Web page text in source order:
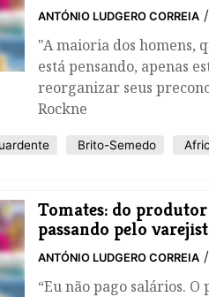
ANTÓNIO LUDGERO CORREIA /
"A maioria dos homens,
está pensando, apenas
reorganizar seus
Rockne
Brito-Semedo
Tomates: do
passando pelo
ANTÓNIO LUDGERO CORREIA /
“Eu não pago salários.